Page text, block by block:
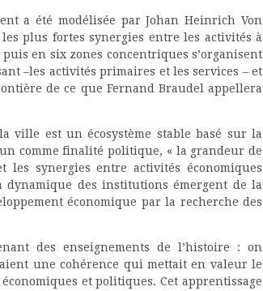
a été modélisée par Johan Heinrich Von
plus fortes synergies entre les activités à
en six zones concentriques s’organisent
–les activités primaires et les services – et
de ce que Fernand Braudel appellera
ville est un écosystème stable basé sur la
comme finalité politique, « la grandeur de
les synergies entre activités économiques
dynamique des institutions émergent de la
économique par la recherche des
des enseignements de l’histoire : on
une cohérence qui mettait en valeur le
et politiques. Cet apprentissage